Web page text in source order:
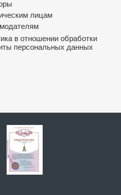
лицам
в отношении обработки
персональных данных